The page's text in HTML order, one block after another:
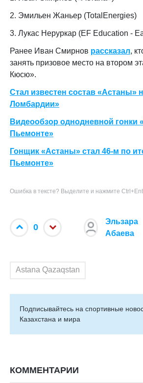
2. Эмильен Жаньер (TotalEnergies)
3. Лукас Неруркар (EF Education -
Ранее Иван Смирнов рассказал,
занять призовое место на втором
Кюсю».
Стал известен состав «Астаны»
Ломбардии»
Видеообзор однодневной гонки
Пьемонте»
Гонщик «Астаны» стал 46-м по
Пьемонте»
Ошибка в тексте? Выделите и нажмите
0
Эльзара
Абаева
Astana Qazaqstan
Подписывайтесь на cпортивные
Казахстана и мира
КОММЕНТАРИИ